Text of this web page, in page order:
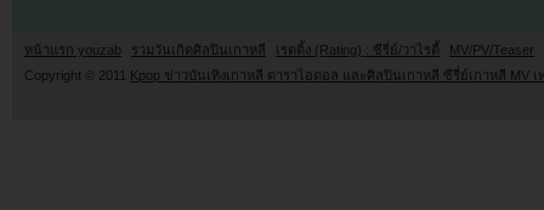
หน้าแรก youzab รวมวันเกิดศิลปินเกาหลี เรตติ้ง (Rating) : ซีรี่ย์/วาไรตี้
MV/PV/Teaser
Copyright © 2011 Kpop ข่าวบันเทิงเกาหลี ดาราไอดอล และศิลปินเกาหลี ซีรี่ย์เกาหลี MV